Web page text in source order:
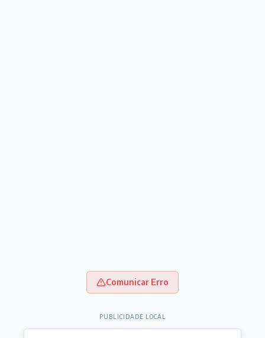
Comunicar Erro
PUBLICIDADE LOCAL